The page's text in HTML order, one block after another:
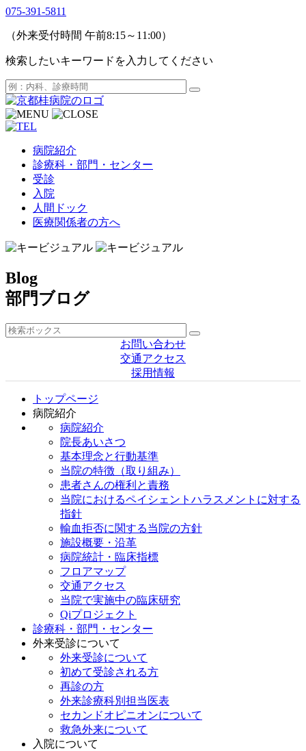
075-391-5811
（外来受付時間 午前8:15～11:00）
検索したいキーワードを入力してください
病院紹介
診療科・部門・センター
受診
入院
人間ドック
医療関係者の方へ
Blog
部門ブログ
お問い合わせ
交通アクセス
採用情報
トップページ
病院紹介
病院紹介
院長あいさつ
基本理念と行動基準
当院の特徴（取り組み）
患者さんの権利と責務
当院におけるペイシェントハラスメントに対する
指針
輸血拒否に関する当院の方針
施設概要・沿革
病院統計・臨床指標
フロアマップ
交通アクセス
当院で実施中の臨床研究
Qiプロジェクト
診療科・部門・センター
外来受診について
外来受診について
初めて受診される方
再診の方
外来診療科別担当医表
セカンドオピニオンについて
救急外来について
入院について